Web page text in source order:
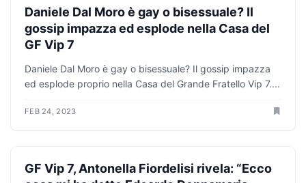
ANTICIPAZIONI TV
Daniele Dal Moro è gay o bisessuale? Il
gossip impazza ed esplode nella Casa del
GF Vip 7
Daniele Dal Moro è gay o bisessuale? Il gossip impazza
ed esplode proprio nella Casa del Grande Fratello Vip 7....
FEB 24, 2023
ANTICIPAZIONI TV
GF Vip 7, Antonella Fiordelisi rivela: “Ecco